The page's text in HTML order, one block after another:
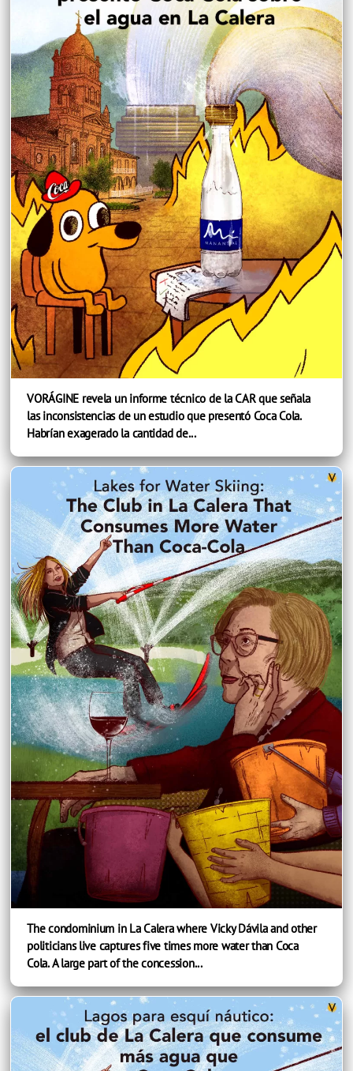
VORÁGINE revela un informe técnico de la CAR que señala
las inconsistencias de un estudio que presentó Coca Cola.
Habrían exagerado la cantidad de...
The condominium in La Calera where Vicky Dávila and other
politicians live captures five times more water than Coca
Cola. A large part of the concession...